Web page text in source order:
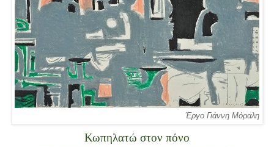
Έργο Γιάννη Μόραλη
Κωπηλατώ στον πόνο